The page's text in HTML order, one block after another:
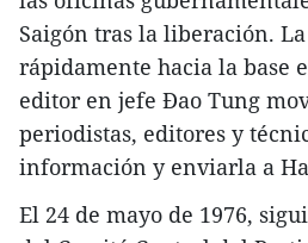
Saigón tras la liberación.
rápidamente hacia la base
editor en jefe Đao Tung
periodistas, editores y
información y enviarla a
El 24 de mayo de 1976,